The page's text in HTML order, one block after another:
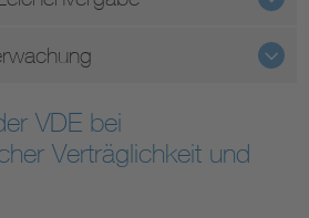
VDE bei
Verträglichkeit und